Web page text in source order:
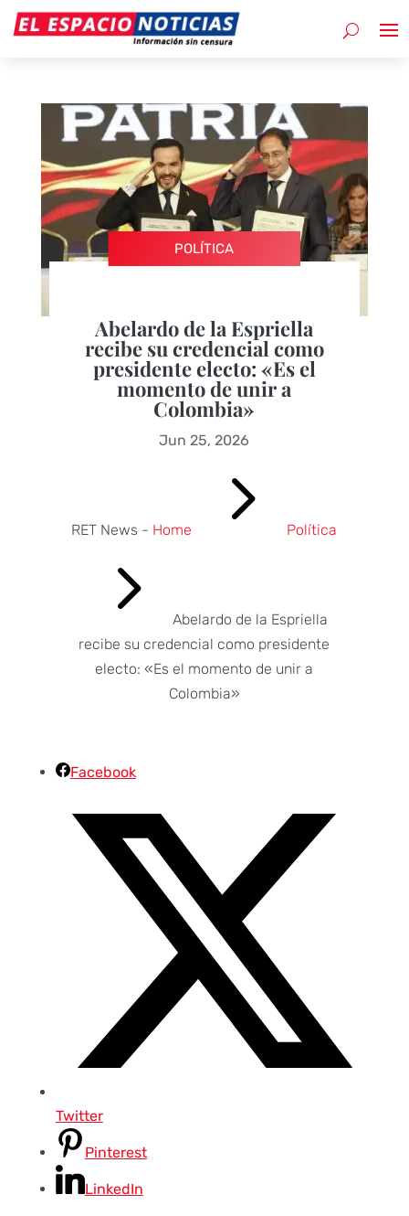
POLÍTICA
Abelardo de la Espriella
recibe su credencial como
presidente electo: «Es el
momento de unir a
Colombia»
Jun 25, 2026
RET News - Home 5 Política
5
Abelardo de la Espriella
recibe su credencial como presidente
electo: «Es el momento de unir a
Colombia»
Facebook
Twitter
Pinterest
LinkedIn